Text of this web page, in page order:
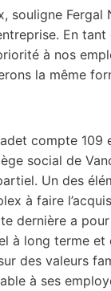
souligne Fergal
En tant
à nos
la même
compte 109
social de
Un des
à faire
dernière a
à long terme et
des valeurs
à ses